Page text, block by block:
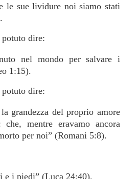
le sue lividure noi siamo stati
potuto dire:
nel mondo per salvare i
1:15).
potuto dire:
grandezza del proprio amore
mentre eravamo ancora
per noi” (Romani 5:8).
e i piedi” (Luca 24:40).